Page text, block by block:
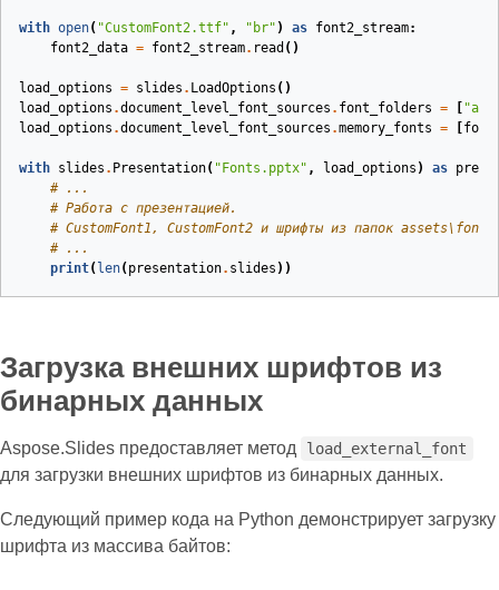
with open( "CustomFont2.ttf" , "br" ) as font2_stream:
font2_data = font2_stream. read ()
load_options = slides . LoadOptions ()
load_options .document_level_font_sources . font_folders =
load_options .document_level_font_sources .memory_fonts =
with slides . Presentation( "Fonts.pptx" , load_options ) as
# ...
# Работа с презентацией.
# CustomFont1, CustomFont2 и шрифты из папок
# ...
print( len( presentation. slides ))
Загрузка внешних шрифтов из
бинарных данных
Aspose.Slides предоставляет метод load_external_font
для загрузки внешних шрифтов из бинарных данных.
Следующий пример кода на Python демонстрирует загрузку
шрифта из массива байтов: